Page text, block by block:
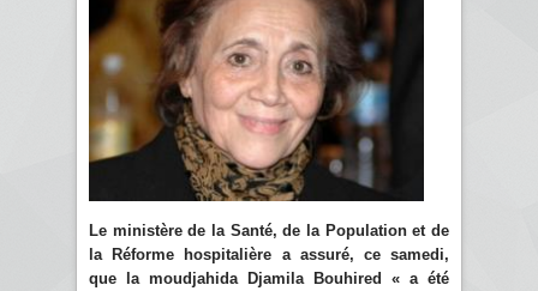
Le ministère de la Santé, de la Population et de
la Réforme hospitalière a assuré, ce samedi,
que la moudjahida Djamila Bouhired « a été